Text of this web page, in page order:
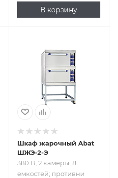
В корзину
380 В; 2 камеры; 8
емкостей;
противни 530х470
мм; от 20 до 270
Шкаф жарочный Abat
ШЖЭ-2-Э
380 В; 2 камеры; 8
емкостей; противни